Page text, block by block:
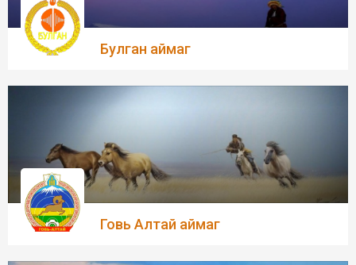
Булган аймаг
Говь Алтай аймаг